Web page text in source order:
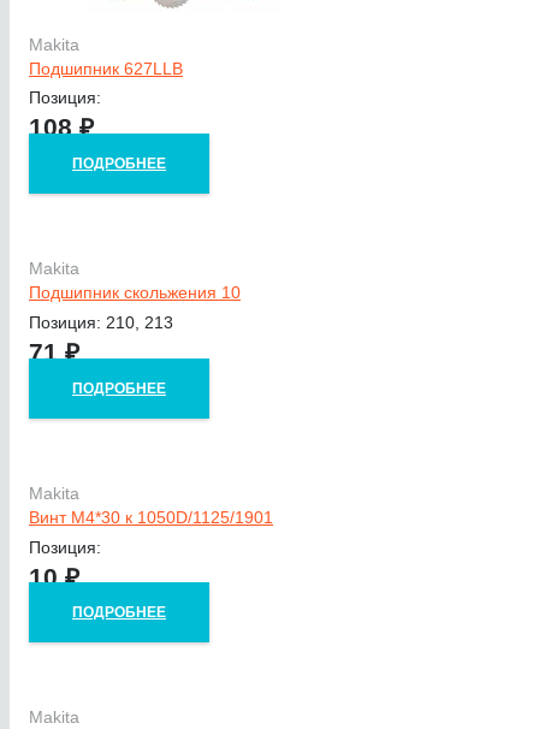
Makita
Подшипник 627LLB
Позиция:
108₽
ПОДРОБНЕЕ
Makita
Подшипник скольжения 10
Позиция: 210, 213
71₽
ПОДРОБНЕЕ
Makita
Винт M4*30 к 1050D/1125/1901
Позиция:
10₽
ПОДРОБНЕЕ
Makita